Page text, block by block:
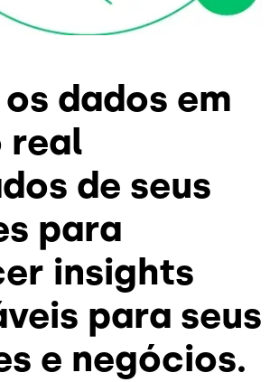
dados em
real
de seus
para
insights
para seus
e negócios.